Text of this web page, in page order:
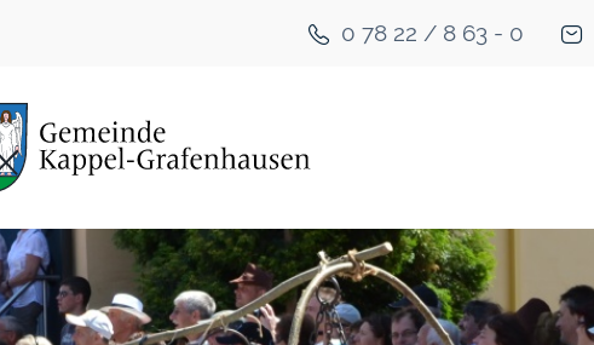
0 78 22 / 8 63 - 0